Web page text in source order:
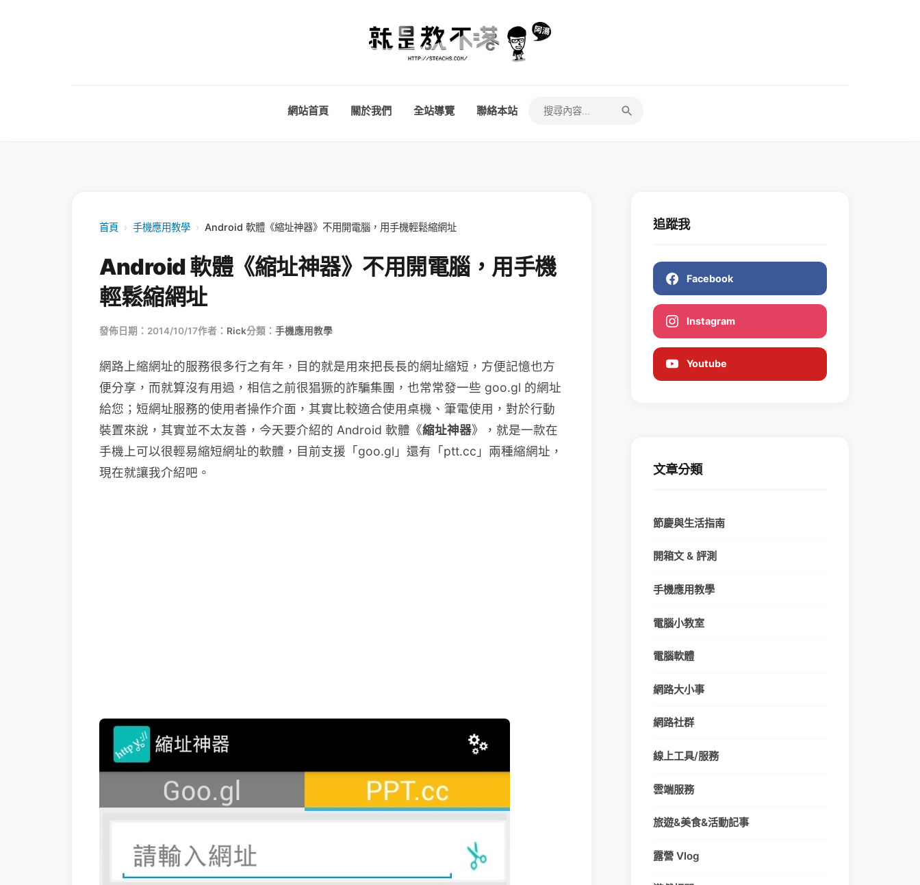
網站首頁 關於我們 全站導覽 聯絡本站
首頁 › 手機應用教學 › Android 軟體《縮址神器》不用開電腦，用手機輕鬆縮網址
Android 軟體《縮址神器》不用開電腦，用手機
輕鬆縮網址
發佈日期：2014/10/17作者： Rick分類： 手機應用教學
網路上縮網址的服務很多行之有年，目的就是用來把長長的網址縮短，方便記憶也方
便分享，而就算沒有用過，相信之前很猖獗的詐騙集團，也常常發一些 goo.gl 的網址
給您；短網址服務的使用者操作介面，其實比較適合使用桌機、筆電使用，對於行動
裝置來說，其實並不太友善，今天要介紹的 Android 軟體《縮址神器》，就是一款在
手機上可以很輕易縮短網址的軟體，目前支援「goo.gl」還有「ptt.cc」兩種縮網址，
現在就讓我介紹吧。
追蹤我
Facebook
Instagram
Youtube
文章分類
節慶與生活指南
開箱文 & 評測
手機應用教學
電腦小教室
電腦軟體
網路大小事
網路社群
線上工具/服務
雲端服務
旅遊&美食&活動記事
露營 Vlog